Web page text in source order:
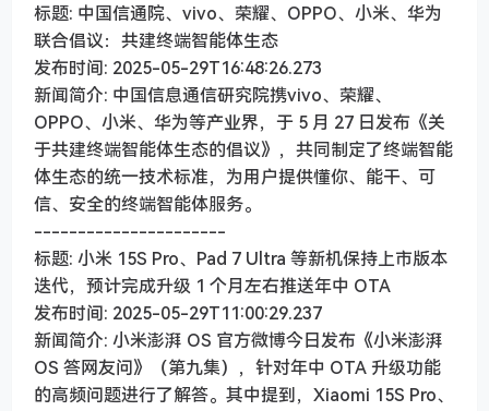
标题: 中国信通院、vivo、荣耀、OPPO、小米、华为
联合倡议：共建终端智能体生态
发布时间: 2025-05-29T16:48:26.273
新闻简介: 中国信息通信研究院携vivo、荣耀、
OPPO、小米、华为等产业界，于 5 月 27 日发布《关
于共建终端智能体生态的倡议》，共同制定了终端智能
体生态的统一技术标准，为用户提供懂你、能干、可
信、安全的终端智能体服务。
----------------------
标题: 小米 15S Pro、Pad 7 Ultra 等新机保持上市版本
迭代，预计完成升级 1 个月左右推送年中 OTA
发布时间: 2025-05-29T11:00:29.237
新闻简介: 小米澎湃 OS 官方微博今日发布《小米澎湃
OS 答网友问》（第九集），针对年中 OTA 升级功能
的高频问题进行了解答。其中提到，Xiaomi 15S Pro、